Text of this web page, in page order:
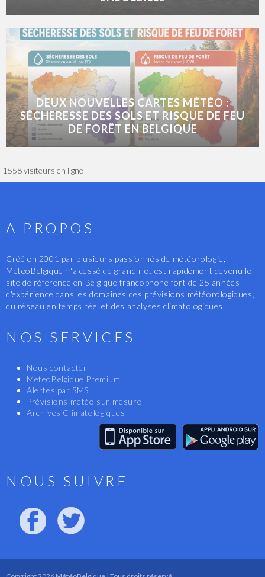
DEUX NOUVELLES CARTES MÉTÉO :
SÉCHERESSE DES SOLS ET RISQUE DE FEU
DE FORÊT EN BELGIQUE
1558 visiteurs en ligne
A PROPOS
Créé en 2001 par plusieurs passionnés de météorologie,
MeteoBelgique n'a cessé de grandir et est rapidement devenu le
site de référence en Belgique francophone fort de 25 années
d'expérience dans les domaines des prévisions météorologiques,
du réseau en temps réel et des analyses climatologiques.
NOS SERVICES
Nous contacter
MeteoBelgique Premium
Alertes par SMS
Prévisions météo sur mesure
Archives Climatologiques
NOUS SUIVRE